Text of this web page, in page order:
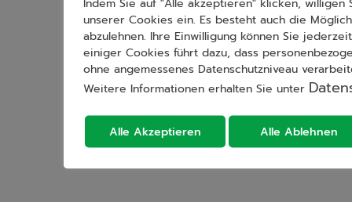
unserer Cookies ein. Es besteht auch die
abzulehnen. Ihre Einwilligung können Sie
einiger Cookies führt dazu, dass
ohne angemessenes Datenschutzniveau
Weitere Informationen erhalten Sie unter
Alle Akzeptieren Alle Ablehnen